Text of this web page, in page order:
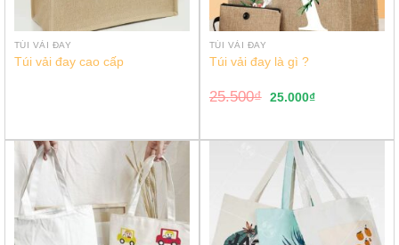
TÚI VẢI ĐAY
Túi vải đay cao cấp
TÚI VẢI ĐAY
Túi vải đay là gì ?
25.500₫ 25.000₫